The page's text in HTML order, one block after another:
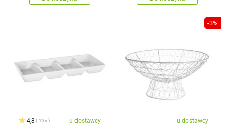
4,8 13x u dostawcy
-3%
u dostawcy